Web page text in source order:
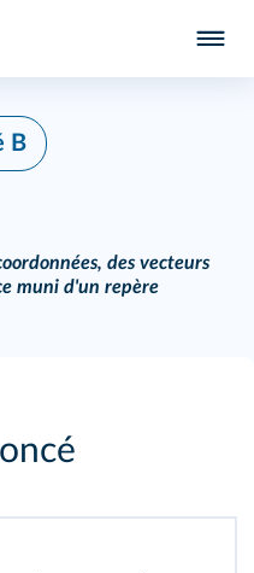
B
des vecteurs
muni d'un repère